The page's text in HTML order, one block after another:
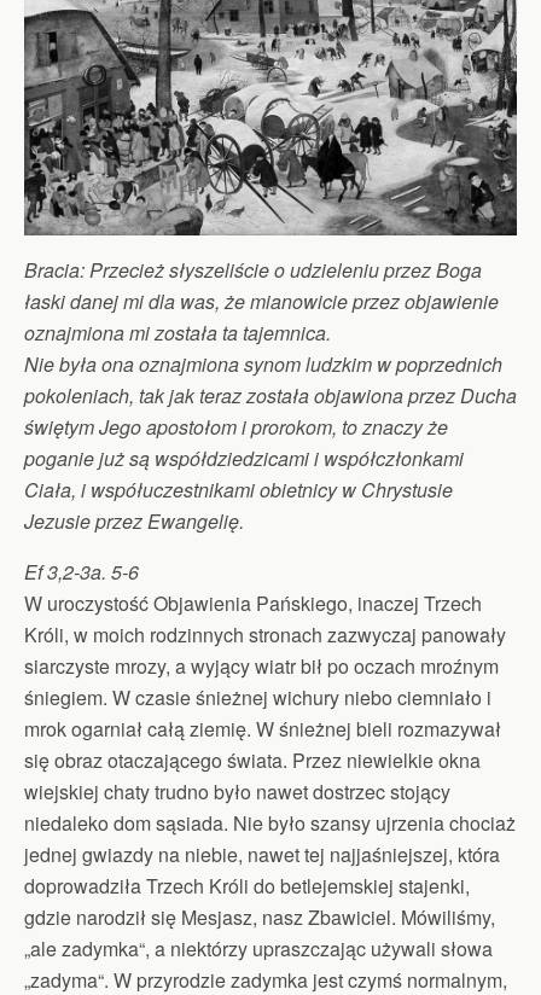
Bracia: Przecież słyszeliście o udzieleniu przez Boga
łaski danej mi dla was, że mianowicie przez objawienie
oznajmiona mi została ta tajemnica.
Nie była ona oznajmiona synom ludzkim w poprzednich
pokoleniach, tak jak teraz została objawiona przez Ducha
świętym Jego apostołom i prorokom, to znaczy że
poganie już są współdziedzicami i współczłonkami
Ciała, i współuczestnikami obietnicy w Chrystusie
Jezusie przez Ewangelię.
Ef 3,2-3a. 5-6
W uroczystość Objawienia Pańskiego, inaczej Trzech
Króli, w moich rodzinnych stronach zazwyczaj panowały
siarczyste mrozy, a wyjący wiatr bił po oczach mroźnym
śniegiem. W czasie śnieżnej wichury niebo ciemniało i
mrok ogarniał całą ziemię. W śnieżnej bieli rozmazywał
się obraz otaczającego świata. Przez niewielkie okna
wiejskiej chaty trudno było nawet dostrzec stojący
niedaleko dom sąsiada. Nie było szansy ujrzenia chociaż
jednej gwiazdy na niebie, nawet tej najjaśniejszej, która
doprowadziła Trzech Króli do betlejemskiej stajenki,
gdzie narodził się Mesjasz, nasz Zbawiciel. Mówiliśmy,
„ale zadymka“, a niektórzy upraszczając używali słowa
„zadyma“. W przyrodzie zadymka jest czymś normalnym,